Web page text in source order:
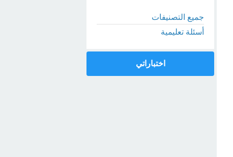
جميع التصنيفات
أسئلة تعليمية
اختباراتي